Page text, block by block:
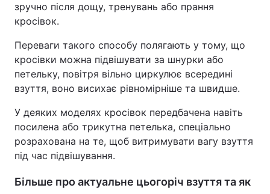
зручно після дощу, тренувань або прання
кросівок.
Переваги такого способу полягають у тому, що
кросівки можна підвішувати за шнурки або
петельку, повітря вільно циркулює всередині
взуття, воно висихає рівномірніше та швидше.
У деяких моделях кросівок передбачена навіть
посилена або трикутна петелька, спеціально
розрахована на те, щоб витримувати вагу взуття
під час підвішування.
Більше про актуальне цьогоріч взуття та як